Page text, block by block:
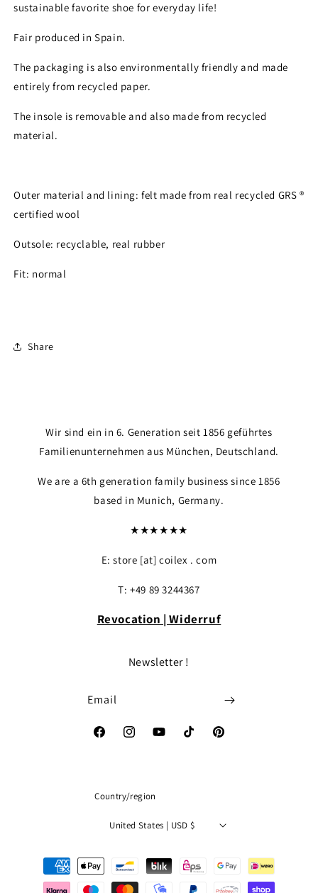
sustainable favorite shoe for everyday life!
Fair produced in Spain.
The packaging is also environmentally friendly and made
entirely from recycled paper.
The insole is removable and also made from recycled
material.
Outer material and lining: felt made from real recycled GRS ®
certified wool
Outsole: recyclable, real rubber
Fit: normal
Share
Wir sind ein in 6. Generation seit 1856 geführtes
Familienunternehmen aus München, Deutschland.
We are a 6th generation family business since 1856
based in Munich, Germany.
★★★★★★
E: store [at] coilex . com
T: +49 89 3244367
Revocation | Widerruf
Newsletter !
Email
FacebookInstagramYouTubeTikTok Pinterest
Country/region
United States | USD $
Payment
methods